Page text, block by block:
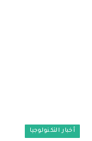
أخبار التكنولوجيا